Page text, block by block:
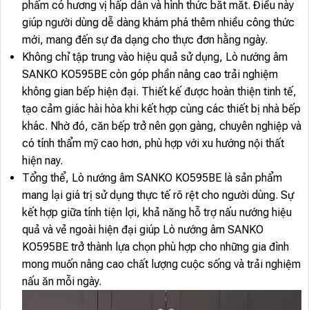
phẩm có hương vị hấp dẫn và hình thức bắt mắt. Điều này
giúp người dùng dễ dàng khám phá thêm nhiều công thức
mới, mang đến sự đa dạng cho thực đơn hằng ngày.
Không chỉ tập trung vào hiệu quả sử dụng, Lò nướng âm
SANKO KO595BE còn góp phần nâng cao trải nghiệm
không gian bếp hiện đại. Thiết kế được hoàn thiện tinh tế,
tạo cảm giác hài hòa khi kết hợp cùng các thiết bị nhà bếp
khác. Nhờ đó, căn bếp trở nên gọn gàng, chuyên nghiệp và
có tính thẩm mỹ cao hơn, phù hợp với xu hướng nội thất
hiện nay.
Tổng thể, Lò nướng âm SANKO KO595BE là sản phẩm
mang lại giá trị sử dụng thực tế rõ rệt cho người dùng. Sự
kết hợp giữa tính tiện lợi, khả năng hỗ trợ nấu nướng hiệu
quả và vẻ ngoài hiện đại giúp Lò nướng âm SANKO
KO595BE trở thành lựa chọn phù hợp cho những gia đình
mong muốn nâng cao chất lượng cuộc sống và trải nghiệm
nấu ăn mỗi ngày.